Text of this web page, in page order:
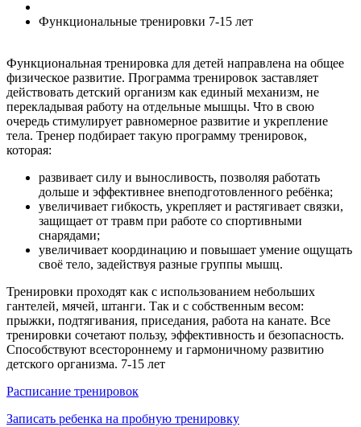
Функциональные тренировки 7-15 лет
Функциональная тренировка для детей направлена на общее
физическое развитие. Программа тренировок заставляет
действовать детский организм как единый механизм, не
перекладывая работу на отдельные мышцы. Что в свою
очередь стимулирует равномерное развитие и укрепление
тела. Тренер подбирает такую программу тренировок,
которая:
развивает силу и выносливость, позволяя работать
дольше и эффективнее внеподготовленного ребёнка;
увеличивает гибкость, укрепляет и растягивает связки,
защищает от травм при работе со спортивными
снарядами;
увеличивает координацию и повышает умение ощущать
своё тело, задействуя разные группы мышц.
Тренировки проходят как с использованием небольших
гантелей, мячей, штанги. Так и с собственным весом:
прыжки, подтягивания, приседания, работа на канате. Все
тренировки сочетают пользу, эффективность и безопасность.
Способствуют всестороннему и гармоничному развитию
детского организма. 7-15 лет
Расписание тренировок
Записать ребенка на пробную тренировку